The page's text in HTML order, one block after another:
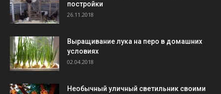
постройки
26.11.2018
Выращивание лука на перо в домашних
условиях
02.04.2018
Необычный уличный светильник своими